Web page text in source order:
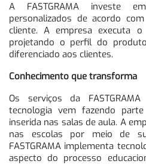
A FASTGRAMA investe
personalizados de acordo
cliente. A empresa executa
projetando o perfil do
diferenciado aos clientes.
Conhecimento que transforma
Os serviços da
tecnologia vem fazendo
inserida nas salas de aula. A
nas escolas por meio de
FASTGRAMA implementa
aspecto do processo